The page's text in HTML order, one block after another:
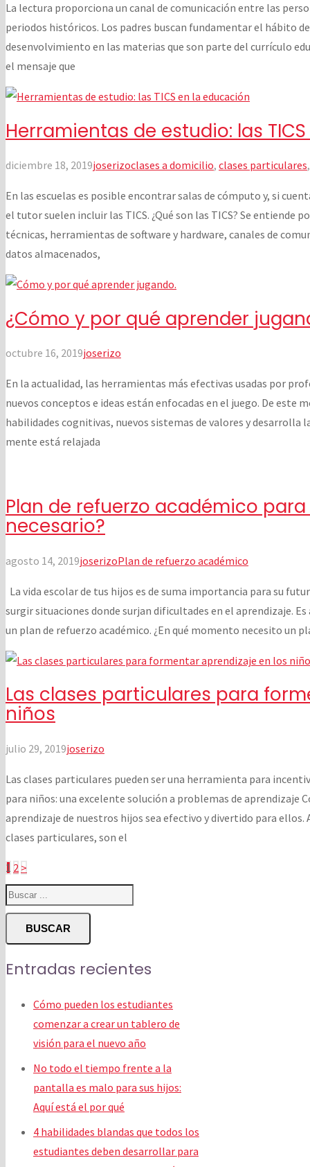
La lectura proporciona un canal de comunicación entre las
periodos históricos. Los padres buscan fundamentar el hábito
desenvolvimiento en las materias que son parte del currículo
el mensaje que
Herramientas de estudio: las
diciembre 18, 2019joserizoclases a domicilio, clases particulares
En las escuelas es posible encontrar salas de cómputo y, si
el tutor suelen incluir las TICS. ¿Qué son las TICS? Se entiende
técnicas, herramientas de software y hardware, canales de
datos almacenados,
¿Cómo y por qué aprender
octubre 16, 2019joserizo
En la actualidad, las herramientas más efectivas usadas por
nuevos conceptos e ideas están enfocadas en el juego. De este
habilidades cognitivas, nuevos sistemas de valores y desarrolla
mente está relajada
Plan de refuerzo académico
necesario?
agosto 14, 2019joserizoPlan de refuerzo académico
La vida escolar de tus hijos es de suma importancia para su
surgir situaciones donde surjan dificultades en el aprendizaje.
un plan de refuerzo académico. ¿En qué momento necesito un
Las clases particulares para
niños
julio 29, 2019joserizo
Las clases particulares pueden ser una herramienta para
para niños: una excelente solución a problemas de aprendizaje
aprendizaje de nuestros hijos sea efectivo y divertido para
clases particulares, son el
Paginación
de
entradas
1 2 >
BUSCAR
Entradas recientes
Cómo pueden los estudiantes
comenzar a crear un tablero de
visión para el nuevo año
No todo el tiempo frente a la
pantalla es malo para sus hijos:
Aquí está el por qué
4 habilidades blandas que todos los
estudiantes deben desarrollar para